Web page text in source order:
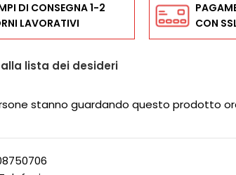
DI CONSEGNA 1-2
LAVORATIVI
CON
lista dei desideri
stanno guardando questo prodotto